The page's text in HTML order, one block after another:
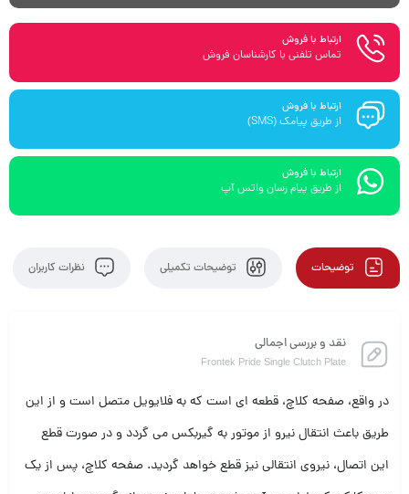
ارتباط با فروش
تماس تلفنی با کارشناسان فروش
ارتباط با فروش
از طریق پیامک (SMS)
ارتباط با فروش
از طریق پیام رسان واتس آپ
توضیحات توضیحات تکمیلی نظرات کاربران
نقد و بررسی اجمالی
Frontek Pride Single Clutch Plate
در واقع، صفحه کلاچ، قطعه ای است که به فلایویل متصل است و از این
طریق باعث انتقال نیرو از موتور به گیربکس می گردد و در صورت قطع
این اتصال، نیروی انتقالی نیز قطع خواهد گردید. صفحه کلاچ، پس از یک